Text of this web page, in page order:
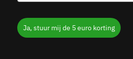
Ja, stuur mij de 5 euro korting